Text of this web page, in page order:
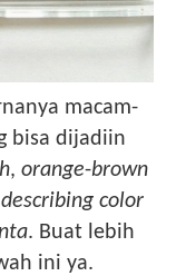
macam-
bisa dijadiin
, orange-brown
color
. Buat lebih
ini ya.